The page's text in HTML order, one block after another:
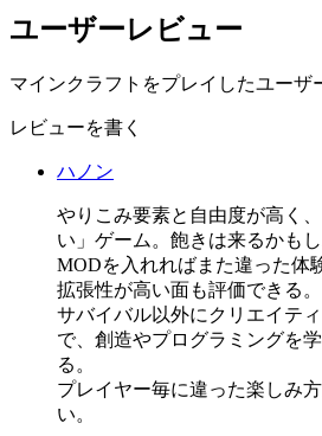
ユーザーレビュー
マインクラフトをプレイしたユーザ
レビューを書く
ハノン
やりこみ要素と自由度が高く
い」ゲーム。飽きは来るかもし
MODを入れればまた違った体
拡張性が高い面も評価できる。
サバイバル以外にクリエイテ
で、創造やプログラミングを
る。
プレイヤー毎に違った楽しみ
い。